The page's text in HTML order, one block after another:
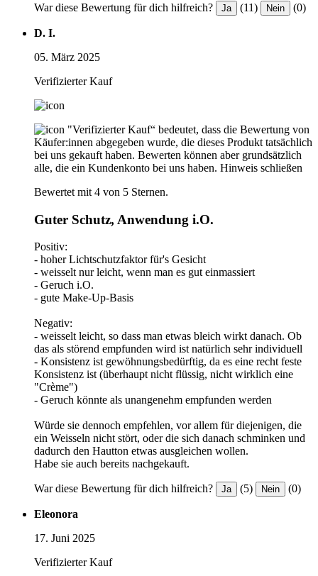
War diese Bewertung für dich hilfreich? Ja (11) Nein (0)
D. I.
05. März 2025
Verifizierter Kauf
"Verifizierter Kauf“ bedeutet, dass die Bewertung von
Käufer:innen abgegeben wurde, die dieses Produkt tatsächlich
bei uns gekauft haben. Bewerten können aber grundsätzlich
alle, die ein Kundenkonto bei uns haben. Hinweis schließen
Bewertet mit 4 von 5 Sternen.
Guter Schutz, Anwendung i.O.
Positiv:
- hoher Lichtschutzfaktor für's Gesicht
- weisselt nur leicht, wenn man es gut einmassiert
- Geruch i.O.
- gute Make-Up-Basis
Negativ:
- weisselt leicht, so dass man etwas bleich wirkt danach. Ob
das als störend empfunden wird ist natürlich sehr individuell
- Konsistenz ist gewöhnungsbedürftig, da es eine recht feste
Konsistenz ist (überhaupt nicht flüssig, nicht wirklich eine
"Crème")
- Geruch könnte als unangenehm empfunden werden
Würde sie dennoch empfehlen, vor allem für diejenigen, die
ein Weisseln nicht stört, oder die sich danach schminken und
dadurch den Hautton etwas ausgleichen wollen.
Habe sie auch bereits nachgekauft.
War diese Bewertung für dich hilfreich? Ja (5) Nein (0)
Eleonora
17. Juni 2025
Verifizierter Kauf